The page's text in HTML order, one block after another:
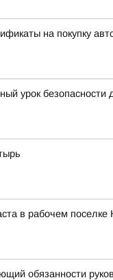
на покупку
урок безопасности
в рабочем поселке
обязанности